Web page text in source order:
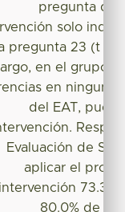
pregunta del
solo
pregunta 23 (t =
en el grupo
en ninguna
del EAT,
Evaluación de
aplicar el
intervención 73.3%
80.0% de